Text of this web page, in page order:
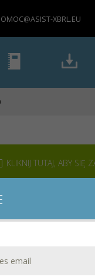
XBRL.EU
KLIKNIJ TUTAJ, ABY SIĘ